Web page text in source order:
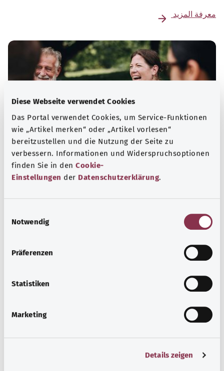
Diese Webseite verwendet Cookies
Das Portal verwendet Cookies, um Service-Funktionen
wie „Artikel merken“ oder „Artikel vorlesen“
bereitzustellen und die Nutzung der Seite zu
verbessern. Informationen und Widerspruchsoptionen
finden Sie in den Cookie-
Einstellungen der Datenschutzerklärung.
Notwendig
Präferenzen
Statistiken
Marketing
Details zeigen
معرفة المزيد
Suchtproblemen, Behinderungen und seelischen
Problemen.
معرفة المزيد